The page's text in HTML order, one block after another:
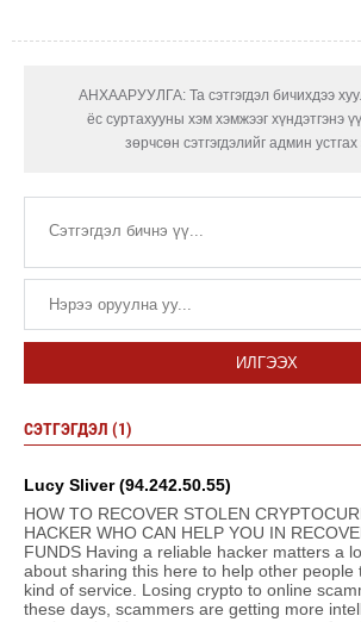
АНХААРУУЛГА: Та сэтгэгдэл бичихдээ
ёс суртахууны хэм хэмжээг хүндэтгэнэ
зөрчсөн сэтгэгдэлийг админ
ИЛГЭЭХ
СЭТГЭГДЭЛ (1)
Lucy Sliver (94.242.50.55)
HOW TO RECOVER STOLEN
HACKER WHO CAN HELP YOU IN
FUNDS Having a reliable hacker matters a
about sharing this here to help other people
kind of service. Losing crypto to online
these days, scammers are getting more